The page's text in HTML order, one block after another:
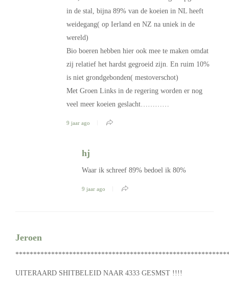
in de stal, bijna 89% van de koeien in NL heeft
weidegang( op Ierland en NZ na uniek in de
wereld)
Bio boeren hebben hier ook mee te maken omdat
zij relatief het hardst gegroeid zijn. En ruim 10%
is niet grondgebonden( mestoverschot)
Met Groen Links in de regering worden er nog
veel meer koeien geslacht…………
9 jaar ago
hj
Waar ik schreef 89% bedoel ik 80%
9 jaar ago
Jeroen
UITERAARD SHITBELEID NAAR 4333 GESMST !!!!